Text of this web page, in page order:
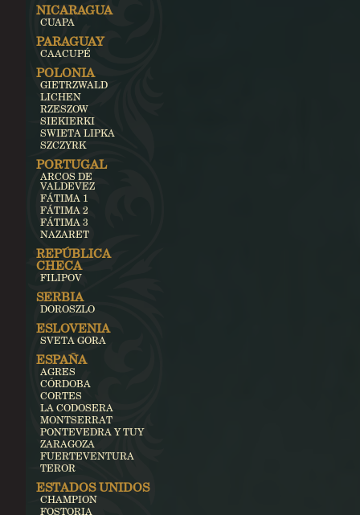
NICARAGUA
CUAPA
PARAGUAY
CAACUPÉ
POLONIA
GIETRZWALD
LICHEN
RZESZOW
SIEKIERKI
SWIETA LIPKA
SZCZYRK
PORTUGAL
ARCOS DE
VALDEVEZ
FÁTIMA 1
FÁTIMA 2
FÁTIMA 3
NAZARET
REPÚBLICA
CHECA
FILIPOV
SERBIA
DOROSZLO
ESLOVENIA
SVETA GORA
ESPAÑA
AGRES
CÓRDOBA
CORTES
LA CODOSERA
MONTSERRAT
PONTEVEDRA Y TUY
ZARAGOZA
FUERTEVENTURA
TEROR
ESTADOS UNIDOS
CHAMPION
FOSTORIA